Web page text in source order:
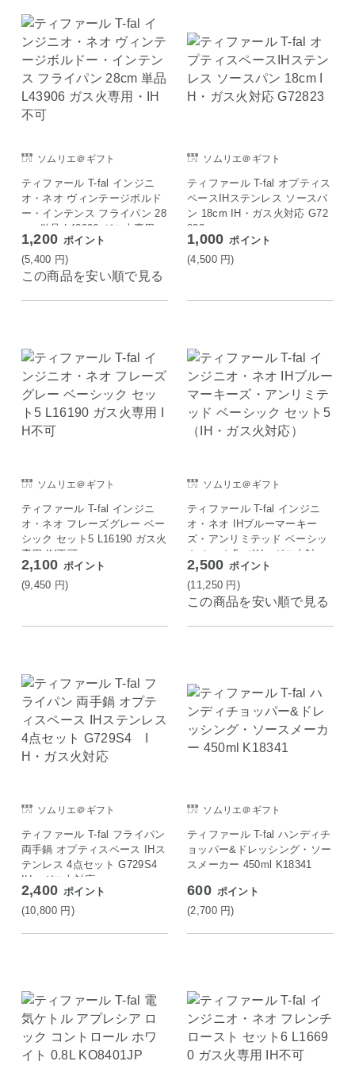
ソムリエ＠ギフト
ティファール T-fal インジニ
オ・ネオ ヴィンテージボルド
ー・インテンス フライパン 28
cm 単品 L43906 ガス火専用・
IH 不可
1,200 ポイント
(5,400 円)
この商品を安い順で見る
ソムリエ＠ギフト
ティファール T-fal オプティス
ペースIHステンレス ソースパ
ン 18cm IH・ガス火対応 G72
823
1,000 ポイント
(4,500 円)
ソムリエ＠ギフト
ティファール T-fal インジニ
オ・ネオ フレーズグレー ベー
シック セット5 L16190 ガス火
専用 IH不可
2,100 ポイント
(9,450 円)
ソムリエ＠ギフト
ティファール T-fal インジニ
オ・ネオ IHブルーマーキー
ズ・アンリミテッド ベーシッ
ク セット5 （IH・ガス火対
応）
2,500 ポイント
(11,250 円 )
この商品を安い順で見る
ソムリエ＠ギフト
ティファール T-fal フライパン
両手鍋 オプティスペース IHス
テンレス 4点セット G729S4
IH・ガス火対応
2,400 ポイント
(10,800 円 )
ソムリエ＠ギフト
ティファール T-fal ハンディチ
ョッパー&ドレッシング・ソー
スメーカー 450ml K18341
600 ポイント
(2,700 円)